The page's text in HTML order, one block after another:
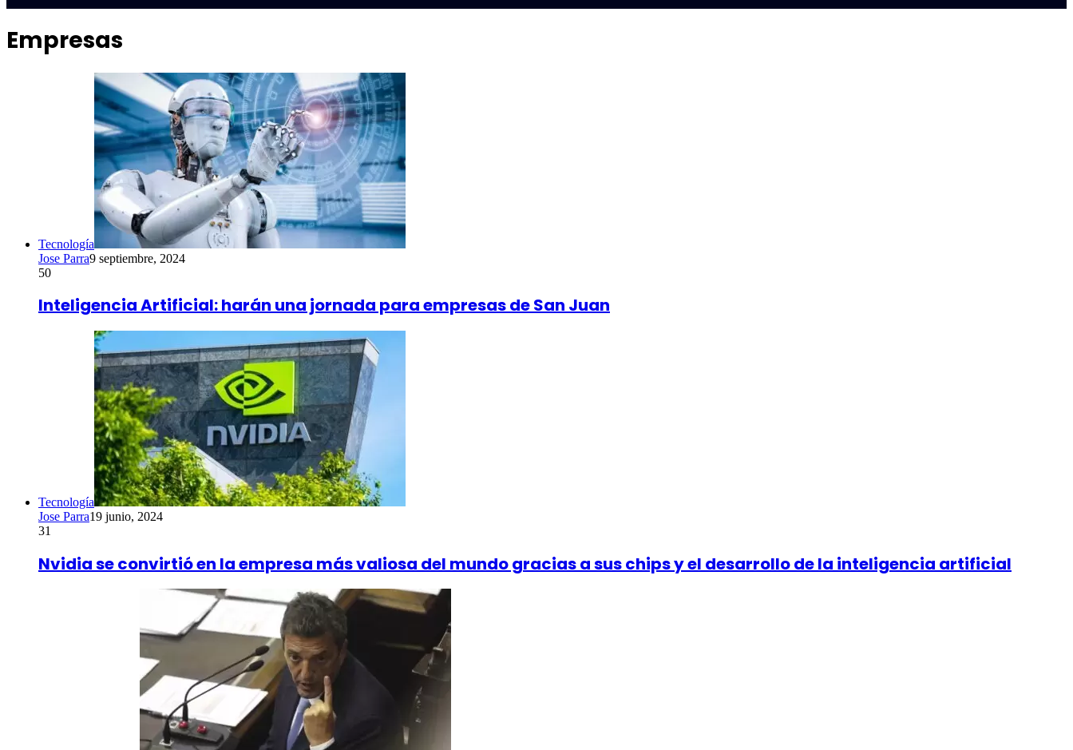
Empresas
Tecnología
Jose Parra9 septiembre, 2024
50
Inteligencia Artificial: harán una jornada para empresas de San Juan
Tecnología
Jose Parra19 junio, 2024
31
Nvidia se convirtió en la empresa más valiosa del mundo gracias a sus chips y el desarrollo de la inteligencia artificial